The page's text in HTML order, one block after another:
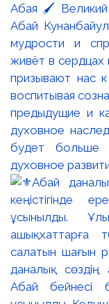
Абая 🖌️ Великий
Абай
мудрости и
живёт в сердцах
призывают нас
воспитывая
предыдущие и
духовное
будет больше
духовное